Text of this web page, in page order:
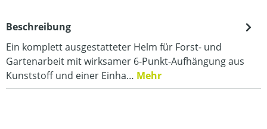
Beschreibung
Ein komplett ausgestatteter Helm für Forst- und
Gartenarbeit mit wirksamer 6-Punkt-Aufhängung aus
Kunststoff und einer Einha… Mehr